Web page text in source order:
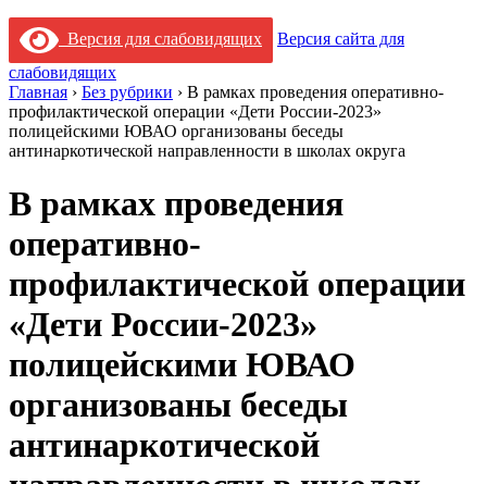
Версия для слабовидящих
Версия сайта для
слабовидящих
Главная › Без рубрики › В рамках проведения оперативно-
профилактической операции «Дети России-2023»
полицейскими ЮВАО организованы беседы
антинаркотической направленности в школах округа
В рамках проведения
оперативно-
профилактической операции
«Дети России-2023»
полицейскими ЮВАО
организованы беседы
антинаркотической